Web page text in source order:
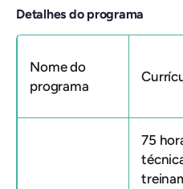
Detalhes do programa
Nome do
programa
75